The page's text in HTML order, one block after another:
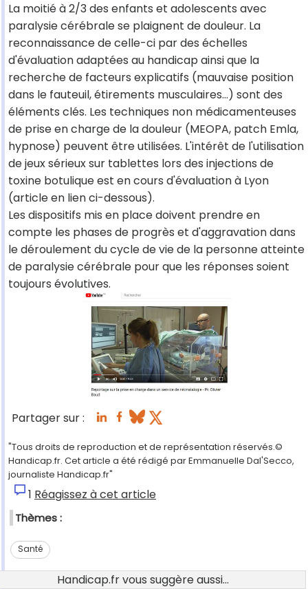
La moitié à 2/3 des enfants et adolescents avec
paralysie cérébrale se plaignent de douleur. La
reconnaissance de celle-ci par des échelles
d'évaluation adaptées au handicap ainsi que la
recherche de facteurs explicatifs (mauvaise position
dans le fauteuil, étirements musculaires…) sont des
éléments clés. Les techniques non médicamenteuses
de prise en charge de la douleur (MEOPA, patch Emla,
hypnose) peuvent être utilisées. L'intérêt de l'utilisation
de jeux sérieux sur tablettes lors des injections de
toxine botulique est en cours d'évaluation à Lyon
(article en lien ci-dessous).
Les dispositifs mis en place doivent prendre en
compte les phases de progrès et d'aggravation dans
le déroulement du cycle de vie de la personne atteinte
de paralysie cérébrale pour que les réponses soient
toujours évolutives.
Partager sur :
"Tous droits de reproduction et de représentation réservés.©
Handicap.fr. Cet article a été rédigé par Emmanuelle Dal'Secco,
journaliste Handicap.fr"
1 Réagissez à cet article
Thèmes :
Santé
Handicap.fr vous suggère aussi...